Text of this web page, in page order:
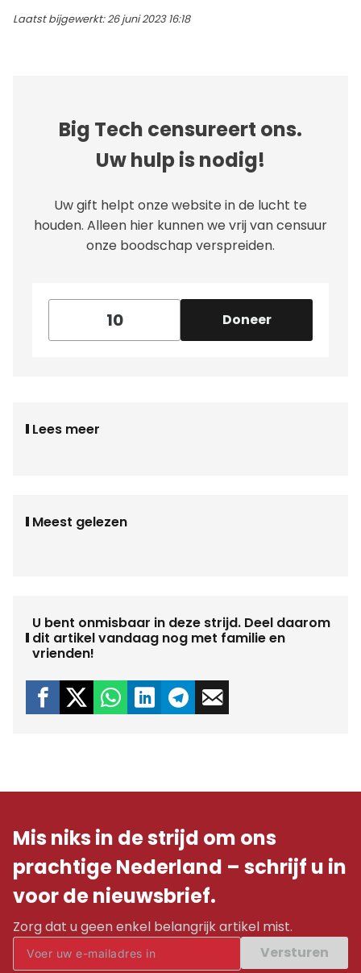
Laatst bijgewerkt: 26 juni 2023 16:18
Big Tech censureert ons.
Uw hulp is nodig!
Uw gift helpt onze website in de lucht te
houden. Alleen hier kunnen we vrij van censuur
onze boodschap verspreiden.
Doneer
Lees meer
Meest gelezen
U bent onmisbaar in deze strijd. Deel daarom
dit artikel vandaag nog met familie en
vrienden!
Mis niks in de strijd om ons
prachtige Nederland – schrijf u in
voor de nieuwsbrief.
Zorg dat u geen enkel belangrijk artikel mist.
Versturen